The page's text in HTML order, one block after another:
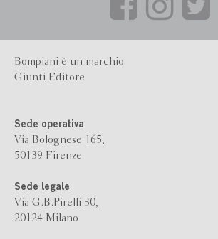
Bompiani è un marchio
Giunti Editore
Sede operativa
Via Bolognese 165,
50139 Firenze
Sede legale
Via G.B.Pirelli 30,
20124 Milano